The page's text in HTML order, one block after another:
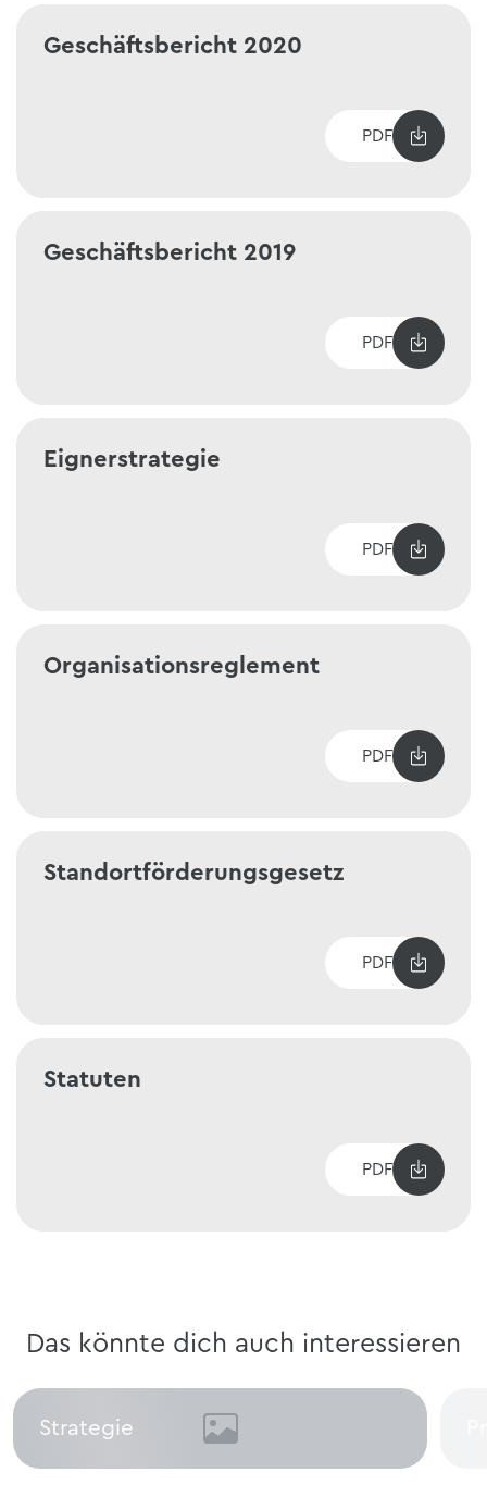
Geschäftsbericht 2020
PDF
Geschäftsbericht 2019
PDF
Eignerstrategie
PDF
Organisationsreglement
PDF
Standortförderungsgesetz
PDF
Statuten
PDF
Das könnte dich auch interessieren
Strategie